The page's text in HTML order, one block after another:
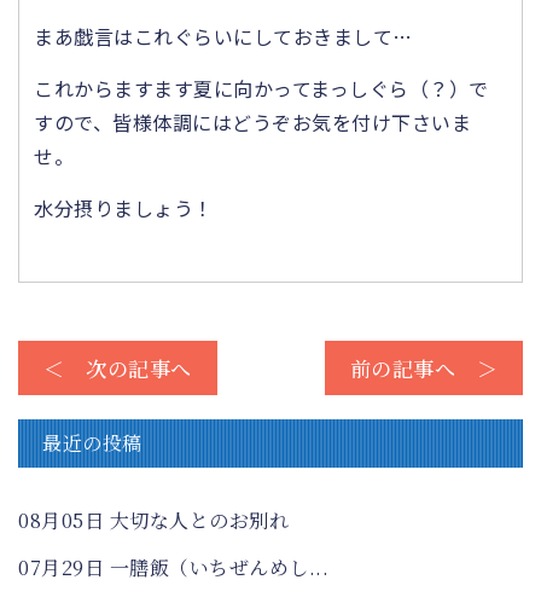
まあ戯言はこれぐらいにしておきまして…
これからますます夏に向かってまっしぐら（？）で
すので、皆様体調にはどうぞお気を付け下さいま
せ。
水分摂りましょう！
＜ 次の記事へ 前の記事へ ＞
最近の投稿
08月05日 大切な人とのお別れ
07月29日 一膳飯（いちぜんめし...